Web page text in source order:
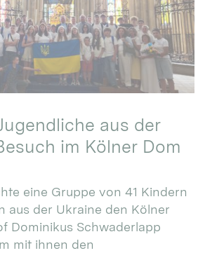
aus der
im Kölner Dom
eine Gruppe von 41 Kindern
aus der Ukraine den Kölner
Dominikus Schwaderlapp
mit ihnen den